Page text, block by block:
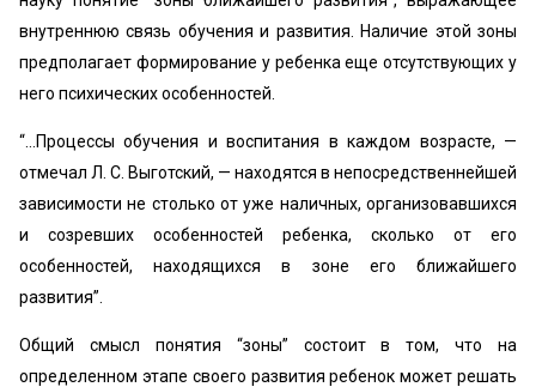
внутреннюю связь обучения и развития. Наличие этой зоны
предполагает формирование у ребенка еще отсутствующих у
него психических особенностей.
“...Процессы обучения и воспитания в каждом возрасте, —
отмечал Л. С. Выготский, — находятся в непосредственнейшей
зависимости не столько от уже наличных, организовавшихся
и созревших особенностей ребенка, сколько от его
особенностей, находящихся в зоне его ближайшего
развития”.
Общий смысл понятия “зоны” состоит в том, что на
определенном этапе своего развития ребенок может решать